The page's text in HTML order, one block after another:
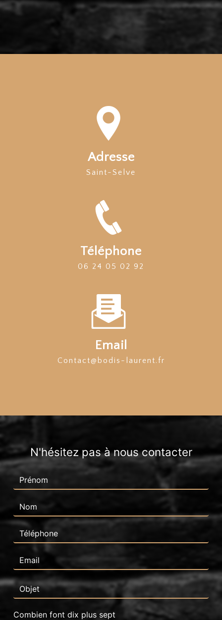
Adresse
Saint-Selve
Téléphone
06 24 05 02 92
Email
contact@bodis-laurent.fr
N'hésitez pas à nous contacter
Combien font dix plus sept